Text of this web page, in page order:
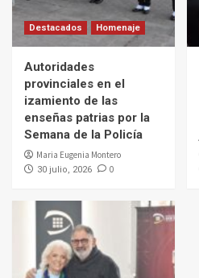
Destacados Homenaje
Autoridades
provinciales en el
izamiento de las
enseñas patrias por la
Semana de la Policía
Maria Eugenia Montero
30 julio, 2026 0